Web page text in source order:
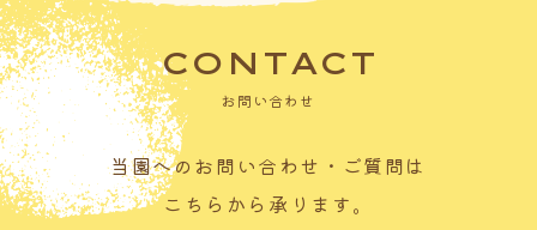
CONTACT
お問い合わせ
当園へのお問い合わせ・ご質問は
こちらから承ります。